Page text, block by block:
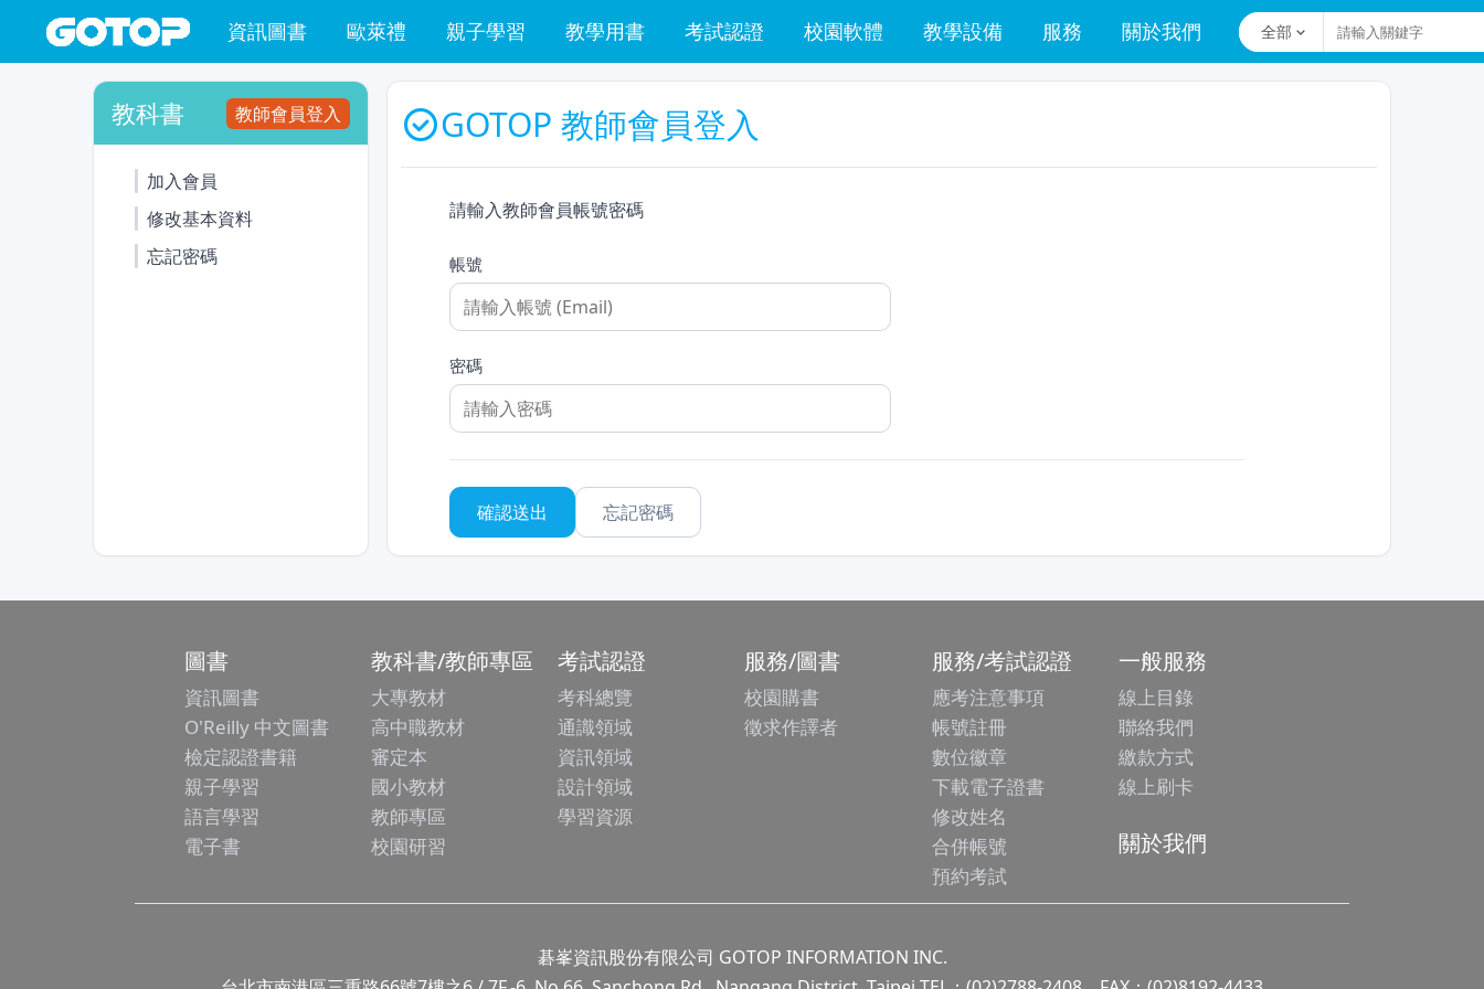
資訊圖書 歐萊禮 親子學習 教學用書 考試認證 校園軟體 教學設備 服務 關於我們 全部
教科書 教師會員登入
加入會員
修改基本資料
忘記密碼
GOTOP 教師會員登入
請輸入教師會員帳號密碼
帳號
密碼
忘記密碼
圖書
資訊圖書
O'Reilly 中文圖書
檢定認證書籍
親子學習
語言學習
電子書
教科書/教師專區
大專教材
高中職教材
審定本
國小教材
教師專區
校園研習
考試認證
考科總覽
通識領域
資訊領域
設計領域
學習資源
服務/圖書
校園購書
徵求作譯者
服務/考試認證
應考注意事項
帳號註冊
數位徽章
下載電子證書
修改姓名
合併帳號
預約考試
一般服務
線上目錄
聯絡我們
繳款方式
線上刷卡
關於我們
碁峯資訊股份有限公司 GOTOP INFORMATION INC.